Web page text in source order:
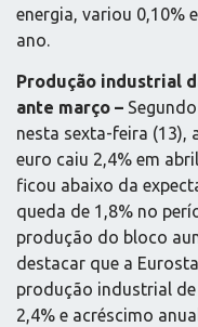
energia, variou 0,10%
ano.
Produção industrial
ante março –
nesta sexta-feira (13),
euro caiu 2,4% em
ficou abaixo da
queda de 1,8% no
produção do bloco
destacar que a
produção industrial
2,4% e acréscimo